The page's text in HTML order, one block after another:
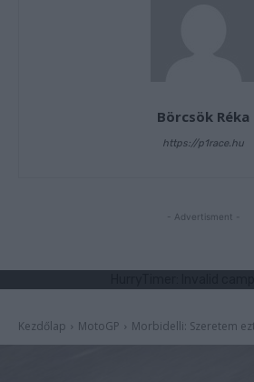
Börcsök Réka
https://p1race.hu
- Advertisment -